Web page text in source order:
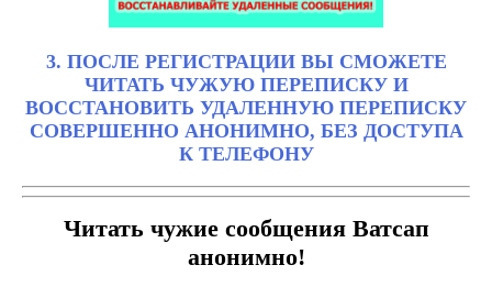
3. ПОСЛЕ РЕГИСТРАЦИИ ВЫ СМОЖЕТЕ
ЧИТАТЬ ЧУЖУЮ ПЕРЕПИСКУ И
ВОССТАНОВИТЬ УДАЛЕННУЮ ПЕРЕПИСКУ
СОВЕРШЕННО АНОНИМНО, БЕЗ ДОСТУПА
К ТЕЛЕФОНУ
Читать чужие сообщения Ватсап
анонимно!